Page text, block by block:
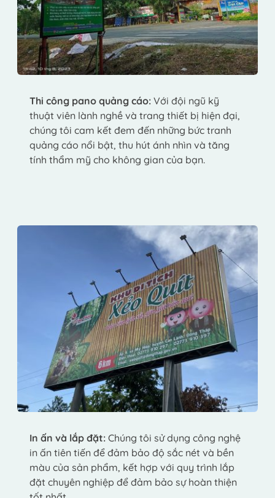
Thi công pano quảng cáo: Với đội ngũ kỹ
thuật viên lành nghề và trang thiết bị hiện đại,
chúng tôi cam kết đem đến những bức tranh
quảng cáo nổi bật, thu hút ánh nhìn và tăng
tính thẩm mỹ cho không gian của bạn.
In ấn và lắp đặt: Chúng tôi sử dụng công nghệ
in ấn tiên tiến để đảm bảo độ sắc nét và bền
màu của sản phẩm, kết hợp với quy trình lắp
đặt chuyên nghiệp để đảm bảo sự hoàn thiện